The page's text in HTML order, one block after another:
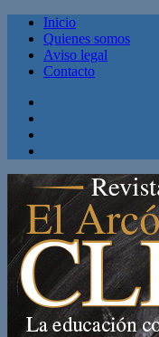
Inicio
Quienes somos
Aviso legal
Contacto